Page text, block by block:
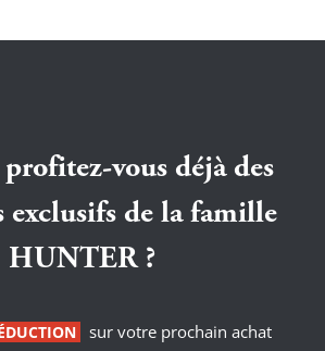
vous déjà des
exclusifs de la famille
HUNTER ?
sur votre prochain achat